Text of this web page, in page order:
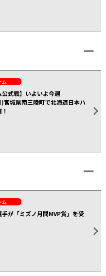
ム
公式戦】いよいよ今週
宮城県南三陸町で北海道日本ハ
ム
が「ミズノ月間MVP賞」を受